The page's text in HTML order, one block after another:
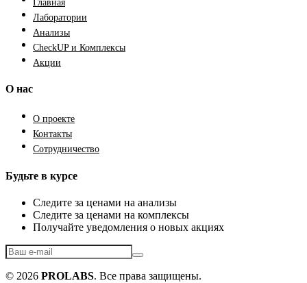
Главная
Лаборатории
Анализы
CheckUP и Комплексы
Акции
О нас
О проекте
Контакты
Сотрудничество
Будьте в курсе
Следите за ценами на анализы
Следите за ценами на комплексы
Получайте уведомления о новых акциях
© 2026 PROLABS. Все права защищены.